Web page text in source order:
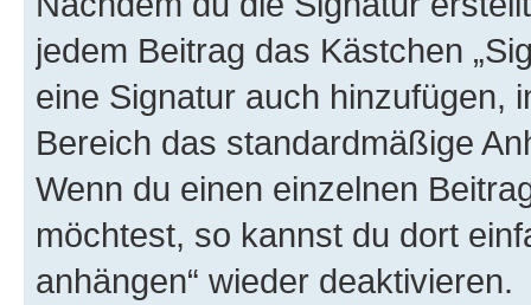
jedem Beitrag das Kästchen
eine Signatur auch hinzufügen,
Bereich das standardmäßige
Wenn du einen einzelnen
möchtest, so kannst du dort
anhängen“ wieder deaktivieren.